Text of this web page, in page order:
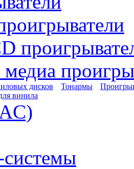
дисков Тонармы
винила
системы